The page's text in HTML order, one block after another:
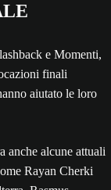
e Momenti,
finali
aiutato le loro
anche alcune attuali
Rayan Cherki